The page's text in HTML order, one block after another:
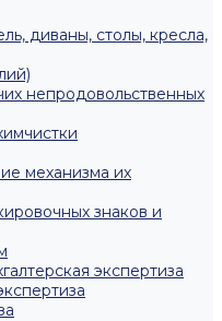
диваны, столы, кресла,
непродовольственных
механизма их
знаков и
экспертиза